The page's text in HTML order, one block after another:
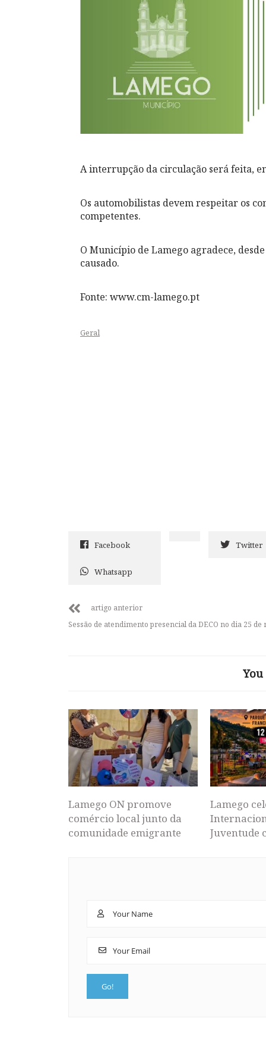
A interrupção da circulação será feita,
Os automobilistas devem respeitar os
competentes.
O Município de Lamego agradece,
causado.
Fonte: www.cm-lamego.pt
Geral
Facebook Twitter
Whatsapp
artigo anterior
Sessão de atendimento presencial da DECO no dia 25 de
Lamego ON promove
comércio local junto da
comunidade emigrante
Lamego
Juventude